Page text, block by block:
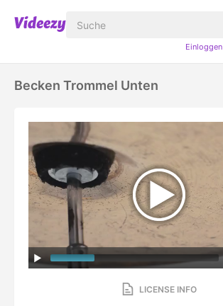
Einloggen
Becken Trommel Unten
LICENSE INFO